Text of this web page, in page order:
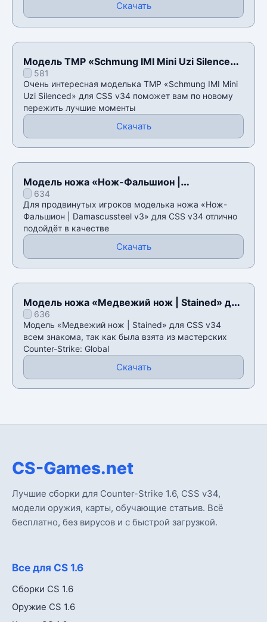
Скачать
Модель TMP «Schmung IMI Mini Uzi Silenced»
для CSS v34
581
Очень интересная моделька TMP «Schmung IMI Mini
Uzi Silenced» для CSS v34 поможет вам по новому
пережить лучшие моменты
Скачать
Модель ножа «Нож-Фальшион |
Damascussteel v3» для CSS v34
634
Для продвинутых игроков моделька ножа «Нож-
Фальшион | Damascussteel v3» для CSS v34 отлично
подойдёт в качестве
Скачать
Модель ножа «Медвежий нож | Stained» для
CSS v34
636
Модель «Медвежий нож | Stained» для CSS v34
всем знакома, так как была взята из мастерских
Counter-Strike: Global
Скачать
CS-Games.net
Лучшие сборки для Counter-Strike 1.6, CSS v34,
модели оружия, карты, обучающие статьив. Всё
бесплатно, без вирусов и с быстрой загрузкой.
Все для CS 1.6
Сборки CS 1.6
Оружие CS 1.6